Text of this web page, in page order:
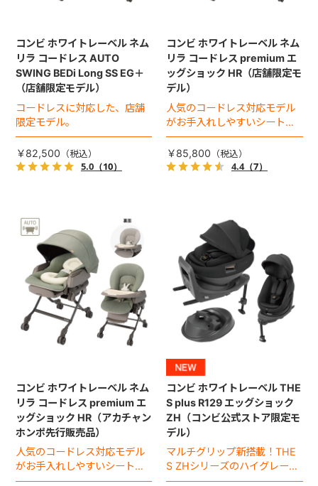
コンビ ホワイトレーベル ネム
リラ コードレス AUTO
SWING BEDi Long SS EG＋
（店舗限定モデル）
コードレスに対応した、店舗
限定モデル。
￥82,500
5.0（10）
コンビ ホワイトレーベル ネム
リラ コードレス premium エ
ッグショック HR（店舗限定モ
デル）
人気のコードレス対応モデル
がお手入れしやすいシートに
進化！
￥85,800
4.4（7）
コンビ ホワイトレーベル ネム
リラ コードレス premium エ
ッグショック HR（アカチャン
ホンポ先行販売品）
人気のコードレス対応モデル
がお手入れしやすいシートに
進化！
コンビ ホワイトレーベル THE
S plus R129 エッグショック
ZH（コンビ公式ストア限定モ
デル）
マルチグリップ新搭載！THE
S ZHシリーズのハイグレード
モデル（2026年モデル）。